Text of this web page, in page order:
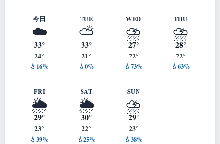
今日
☁️
33°
24°
💧16%
TUE
⛅
33°
21°
💧0%
WED
⛈️
27°
22°
💧73%
THU
⛈️
28°
22°
💧63%
FRI
🌦️
29°
23°
💧39%
SAT
🌦️
30°
22°
💧25%
SUN
⛈️
29°
23°
💧38%